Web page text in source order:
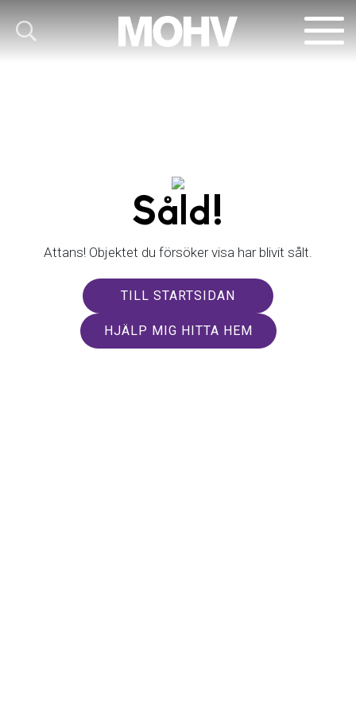
Såld!
Attans! Objektet du försöker visa har blivit sålt.
TILL STARTSIDAN
HJÄLP MIG HITTA HEM